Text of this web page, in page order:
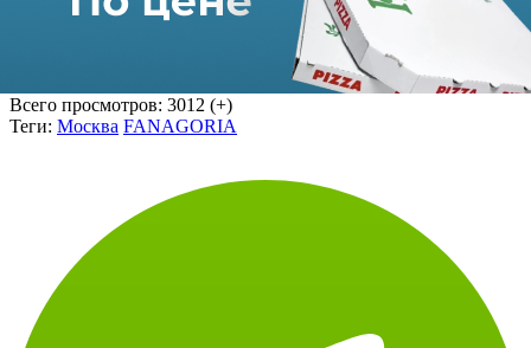
Использование материалов портала допускается только при
ссылки на https://shopandmall.ru
Всего просмотров:3012 (+)